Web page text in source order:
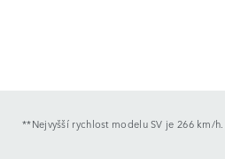
**Nejvyšší rychlost modelu SV je 266 km/h.